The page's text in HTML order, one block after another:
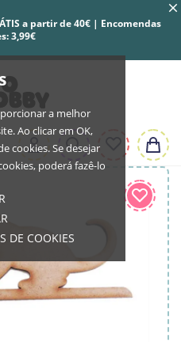
a melhor
Ao clicar em OK,
cookies. Se desejar
poderá fazê-lo
DE COOKIES
a partir de 40€ | Encomendas
3,99€